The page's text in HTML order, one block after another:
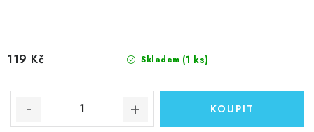
Skladem (1 ks)
119 Kč